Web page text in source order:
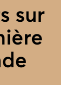
cela
sur